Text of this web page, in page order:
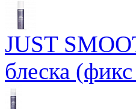
JUST
блеска